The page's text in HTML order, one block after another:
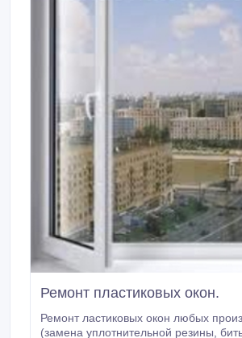
Ремонт пластиковых окон.
Ремонт ластиковых окон любых
(замена уплотнительной резины, битых